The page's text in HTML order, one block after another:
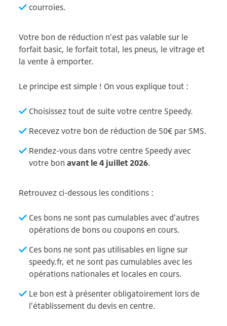
courroies.
Votre bon de réduction n'est pas valable sur le
forfait basic, le forfait total, les pneus, le vitrage et
la vente à emporter.
Le principe est simple ! On vous explique tout :
Choisissez tout de suite votre centre Speedy.
Recevez votre bon de réduction de 50€ par SMS.
Rendez-vous dans votre centre Speedy avec
votre bonavant le 4 juillet 2026.
Retrouvez ci-dessous les conditions :
Ces bons ne sont pas cumulables avec d'autres
opérations de bons ou coupons en cours.
Ces bons ne sont pas utilisables en ligne sur
speedy.fr, et ne sont pas cumulables avec les
opérations nationales et locales en cours.
Le bon est à présenter obligatoirement lors de
l'établissement du devis en centre.